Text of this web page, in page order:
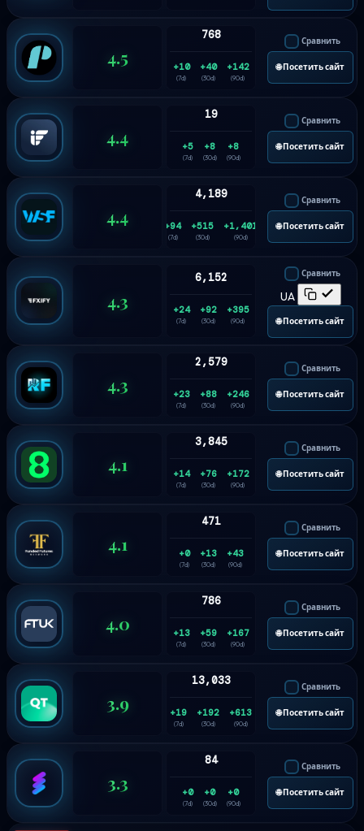
4.5
768
+10
(7d)
+40
(30d)
+142
(90d)
Сравнить
🌐 Посетить сайт
4.4
19
+5
(7d)
+8
(30d)
+8
(90d)
Сравнить
🌐 Посетить сайт
4.4
4,189
+94
(7d)
+515
(30d)
+1,401
(90d)
Сравнить
🌐 Посетить сайт
4.3
6,152
+24
(7d)
+92
(30d)
+395
(90d)
Сравнить
UA
🌐 Посетить сайт
4.3
2,579
+23
(7d)
+88
(30d)
+246
(90d)
Сравнить
🌐 Посетить сайт
4.1
3,845
+14
(7d)
+76
(30d)
+172
(90d)
Сравнить
🌐 Посетить сайт
4.1
471
+0
(7d)
+13
(30d)
+43
(90d)
Сравнить
🌐 Посетить сайт
4.0
786
+13
(7d)
+59
(30d)
+167
(90d)
Сравнить
🌐 Посетить сайт
3.9
13,033
+19
(7d)
+192
(30d)
+613
(90d)
Сравнить
🌐 Посетить сайт
3.3
84
+0
(7d)
+0
(30d)
+0
(90d)
Сравнить
🌐 Посетить сайт